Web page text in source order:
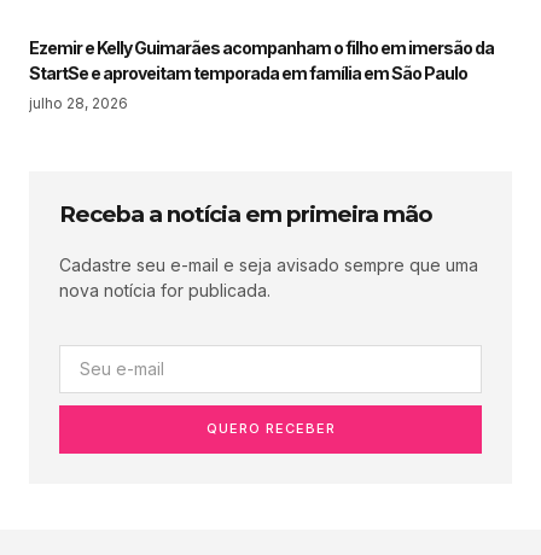
Ezemir e Kelly Guimarães acompanham o filho em imersão da
StartSe e aproveitam temporada em família em São Paulo
julho 28, 2026
Receba a notícia em primeira mão
Cadastre seu e-mail e seja avisado sempre que uma
nova notícia for publicada.
QUERO RECEBER